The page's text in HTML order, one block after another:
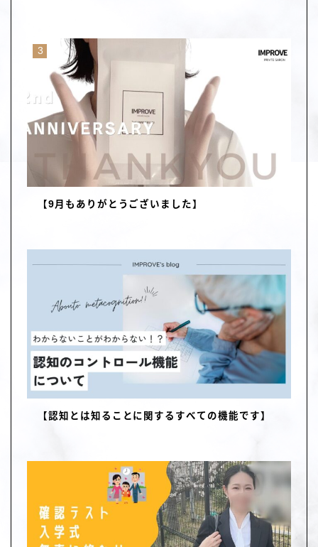
【9月もありがとうございました】
【認知とは知ることに関するすべての機能です】